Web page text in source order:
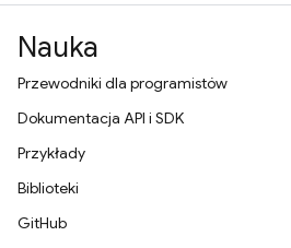
Nauka
Przewodniki dla programistów
Dokumentacja API i SDK
Przykłady
Biblioteki
GitHub